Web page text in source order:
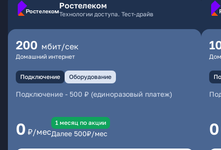
Ростелеком
Технологии доступа. Тест-драйв
200 мбит/сек
Домашний интернет
Подключение Оборудование
Подключение - 500 ₽ (единоразовый платеж)
0 ₽/мес
1 месяц по акции
Далее 500₽/мес 0